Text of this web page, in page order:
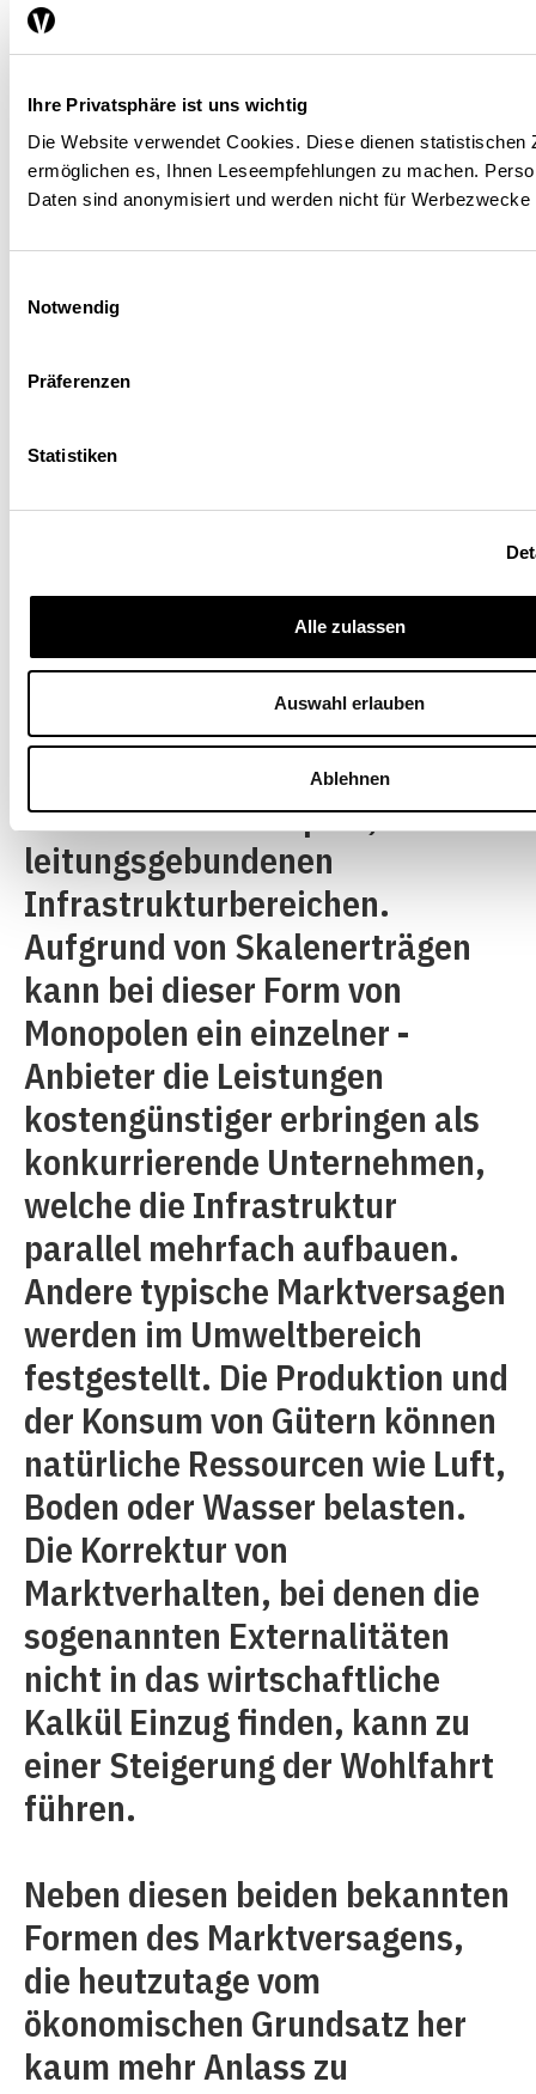
Ihre Privatsphäre ist uns wichtig
Die Website verwendet Cookies. Diese dienen statistischen
ermöglichen es, Ihnen Leseempfehlungen zu machen.
Daten sind anonymisiert und werden nicht für Werbezwecke
Notwendig
Präferenzen
Statistiken
Alle zulassen
Auswahl erlauben
Ablehnen
Regulierungstheorie als Wegweiser
Eine Wegweisung zur
Güterabwägung zwischen
Kosten und Nutzen der
Regulierungstheorie. Diese geht
Formen von Marktversagen
gibt, bei denen eine staatliche
Wohlfahrt – respektive einer
besseren Funktionsfähigkeit
von Märkten – führen kann. Zu
den bekannten Formen von
Marktversagen gehören
«natürliche» Monopole, etwa in
­leitungsgebundenen
Infrastrukturbereichen.
Aufgrund von Skalenerträgen
kann bei dieser Form von
Monopolen ein einzelner ­
Anbieter die Leistungen
kostengünstiger erbringen als
konkurrierende Unternehmen,
welche die Infrastruktur
parallel mehrfach aufbauen.
Andere typische Marktversagen
werden im Umweltbereich
festgestellt. Die Produktion und
der Konsum von Gütern können
natürliche Ressourcen wie Luft,
Boden oder Wasser belasten.
Die Korrektur von
Marktverhalten, bei denen die
sogenannten Externalitäten
nicht in das wirtschaftliche
Kalkül Einzug finden, kann zu
einer Steigerung der Wohlfahrt
führen.
Neben diesen beiden bekannten
Formen des Marktversagens,
die heutzutage vom
ökonomischen Grundsatz her
kaum mehr Anlass zu